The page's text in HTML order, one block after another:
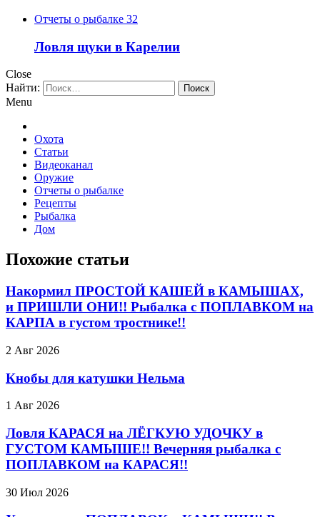
Отчеты о рыбалке 32
Ловля щуки в Карелии
Close
Найти:
Menu
Охота
Статьи
Видеоканал
Оружие
Отчеты о рыбалке
Рецепты
Рыбалка
Дом
Похожие статьи
Накормил ПРОСТОЙ КАШЕЙ в КАМЫШАХ,
и ПРИШЛИ ОНИ!! Рыбалка с ПОПЛАВКОМ на
КАРПА в густом тростнике!!
2 Авг 2026
Кнобы для катушки Нельма
1 Авг 2026
Ловля КАРАСЯ на ЛЁГКУЮ УДОЧКУ в
ГУСТОМ КАМЫШЕ!! Вечерняя рыбалка с
ПОПЛАВКОМ на КАРАСЯ!!
30 Июл 2026